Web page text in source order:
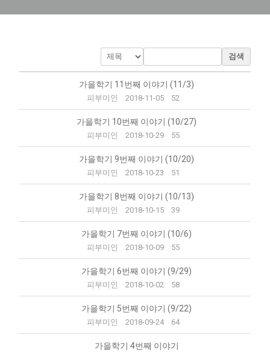
검색
가을학기 11번째 이야기 (11/3)
피부미인 2018-11-05 52
가을학기 10번째 이야기 (10/27)
피부미인 2018-10-29 55
가을학기 9번째 이야기 (10/20)
피부미인 2018-10-23 51
가을학기 8번째 이야기 (10/13)
피부미인 2018-10-15 39
가을학기 7번째 이야기 (10/6)
피부미인 2018-10-09 55
가을학기 6번째 이야기 (9/29)
피부미인 2018-10-02 58
가을학기 5번째 이야기 (9/22)
피부미인 2018-09-24 64
가을학기 4번째 이야기